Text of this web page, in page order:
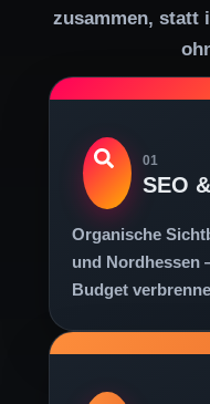
zusammen, statt
01
SEO
Organische
und Nordhessen
Budget